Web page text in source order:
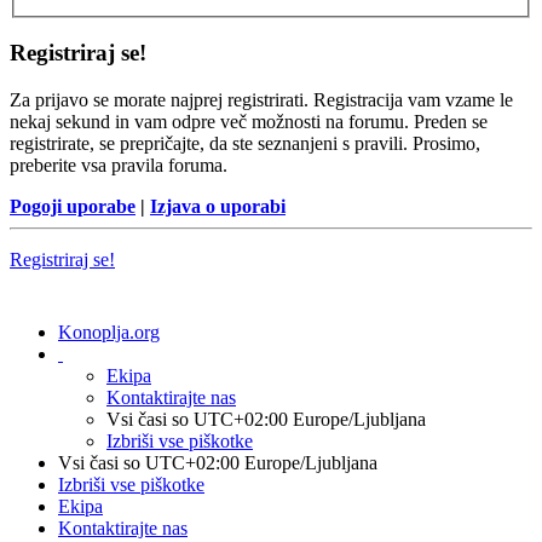
Registriraj se!
Za prijavo se morate najprej registrirati. Registracija vam vzame le
nekaj sekund in vam odpre več možnosti na forumu. Preden se
registrirate, se prepričajte, da ste seznanjeni s pravili. Prosimo,
preberite vsa pravila foruma.
Pogoji uporabe | Izjava o uporabi
Registriraj se!
Konoplja.org
Ekipa
Kontaktirajte nas
Vsi časi so UTC+02:00 Europe/Ljubljana
Izbriši vse piškotke
Vsi časi so UTC+02:00 Europe/Ljubljana
Izbriši vse piškotke
Ekipa
Kontaktirajte nas